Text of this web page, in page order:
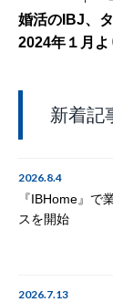
婚活のIBJ、
2024年１月よ
新着記
2026.8.4
『IBHome』で
スを開始
2026.7.13